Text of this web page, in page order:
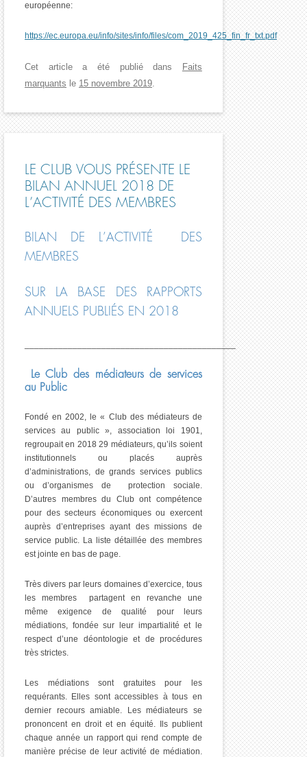
européenne:
https://ec.europa.eu/info/sites/info/files/com_2019_425_fin_fr_txt.pdf
Cet article a été publié dans
Faits
marquants le 15 novembre 2019.
LE CLUB VOUS PRÉSENTE LE
BILAN ANNUEL 2018 DE
L’ACTIVITÉ DES MEMBRES
BILAN DE L’ACTIVITÉ DES
MEMBRES
SUR LA BASE DES RAPPORTS
ANNUELS PUBLIÉS EN 2018
Le Club des médiateurs de services
au Public
Fondé en 2002, le « Club des médiateurs de
services au public », association loi 1901,
regroupait en 2018 29 médiateurs, qu’ils soient
institutionnels ou placés auprès
d’administrations, de grands services publics
ou d’organismes de protection sociale.
D’autres membres du Club ont compétence
pour des secteurs économiques ou exercent
auprès d’entreprises ayant des missions de
service public. La liste détaillée des membres
est jointe en bas de page.
Très divers par leurs domaines d’exercice, tous
les membres partagent en revanche une
même exigence de qualité pour leurs
médiations, fondée sur leur impartialité et le
respect d’une déontologie et de procédures
très strictes.
Les médiations sont gratuites pour les
requérants. Elles sont accessibles à tous en
dernier recours amiable. Les médiateurs se
prononcent en droit et en équité. Ils publient
chaque année un rapport qui rend compte de
manière précise de leur activité de médiation.